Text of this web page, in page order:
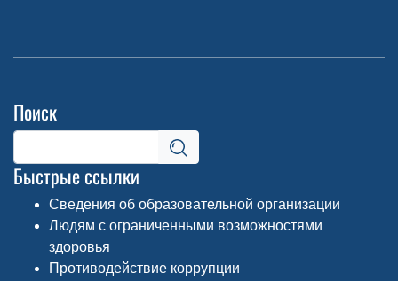
Поиск
Быстрые ссылки
Сведения об образовательной организации
Людям с ограниченными возможностями
здоровья
Противодействие коррупции